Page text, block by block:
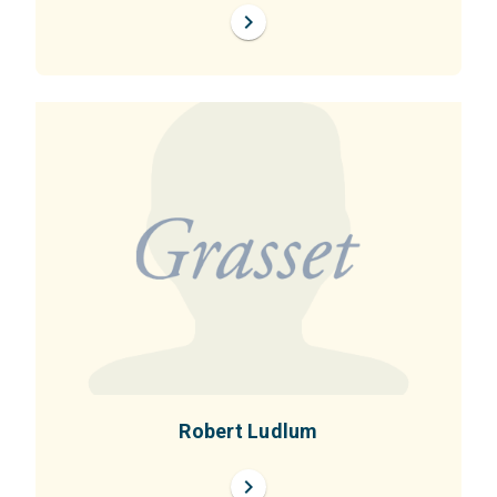
chevron_right
Robert Ludlum
chevron_right